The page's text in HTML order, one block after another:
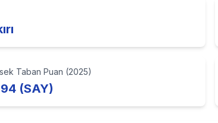
Taban Puan (2025)
(SAY)